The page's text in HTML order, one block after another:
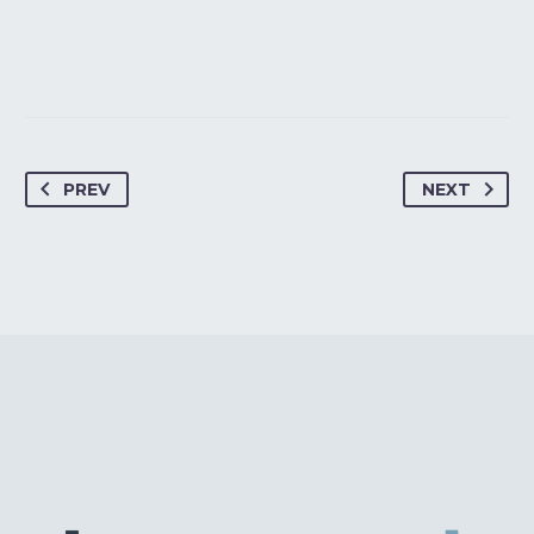
PREV NEXT